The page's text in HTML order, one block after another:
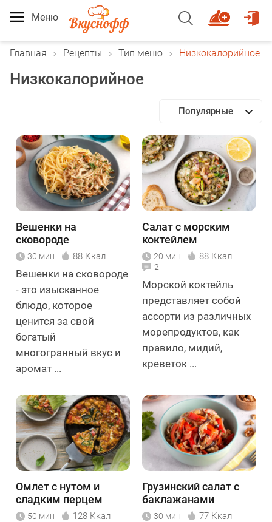
Меню
Главная Рецепты Тип меню Низкокалорийное
Низкокалорийное
Популярные
Вешенки на
сковороде
30 мин 88 Ккал
Вешенки на сковороде
- это изысканное
блюдо, которое
ценится за свой
богатый
многогранный вкус и
аромат ...
Салат с морским
коктейлем
20 мин 88 Ккал
2
Морской коктейль
представляет собой
ассорти из различных
морепродуктов, как
правило, мидий,
креветок ...
Омлет с нутом и
сладким перцем
50 мин 128 Ккал
Грузинский салат с
баклажанами
30 мин 77 Ккал